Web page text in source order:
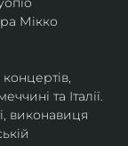
Мікко
та Італії.
виконавиця